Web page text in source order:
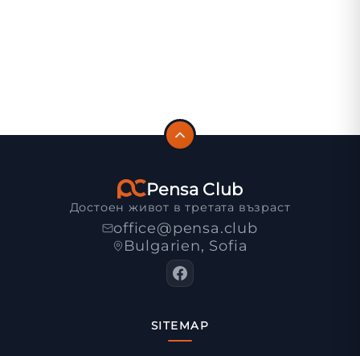
Pensa Club
Достоен живот в третата възраст
office@pensa.club
Bulgarien, Sofia
SITEMAP